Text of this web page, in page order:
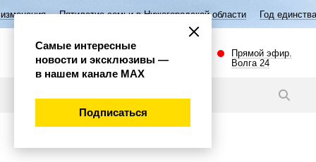
семьи в Нижегородской области Год единства народов России
Прямой эфир.
Волга 24
Самые интересные
новости и эксклюзивы —
в нашем канале МАХ
Подписаться